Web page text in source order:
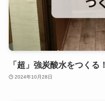
「超」強炭酸水をつくる！
2024年10月28日